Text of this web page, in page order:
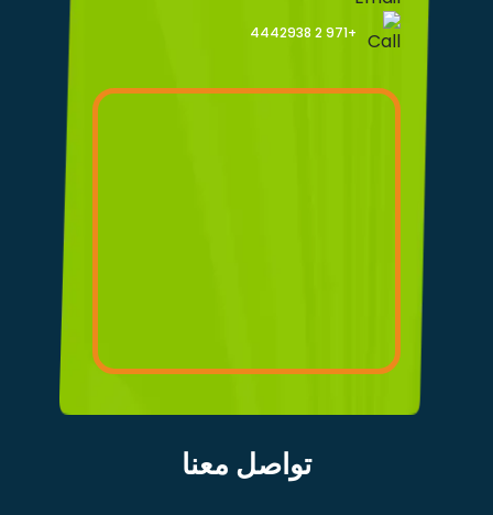
+971 2 4442938
تواصل معنا